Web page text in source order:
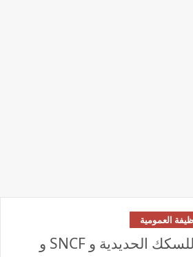
العمومية
المكتب الوطني للسكك الحديدية و SNCF و